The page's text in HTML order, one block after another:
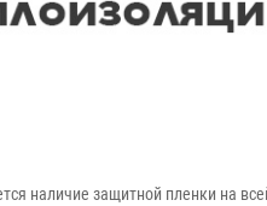
наличие защитной пленки на